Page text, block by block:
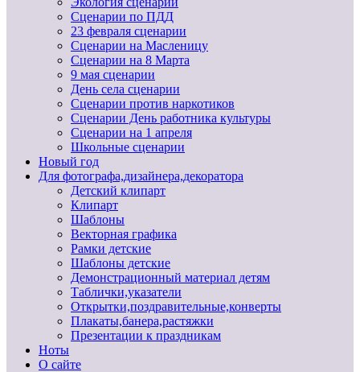
Сценарии по ПДД
23 февраля сценарии
Сценарии на Масленицу
Сценарии на 8 Марта
9 мая сценарии
День села сценарии
Сценарии против наркотиков
Сценарии День работника культуры
Сценарии на 1 апреля
Школьные сценарии
Новый год
Для фотографа,дизайнера,декоратора
Детский клипарт
Клипарт
Шаблоны
Векторная графика
Рамки детские
Шаблоны детские
Демонстрационный материал детям
Таблички,указатели
Открытки,поздравительные,конверты
Плакаты,банера,растяжки
Презентации к праздникам
Ноты
О сайте